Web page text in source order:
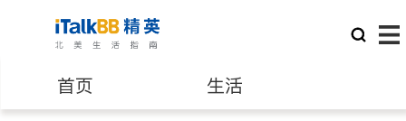
首页 生活